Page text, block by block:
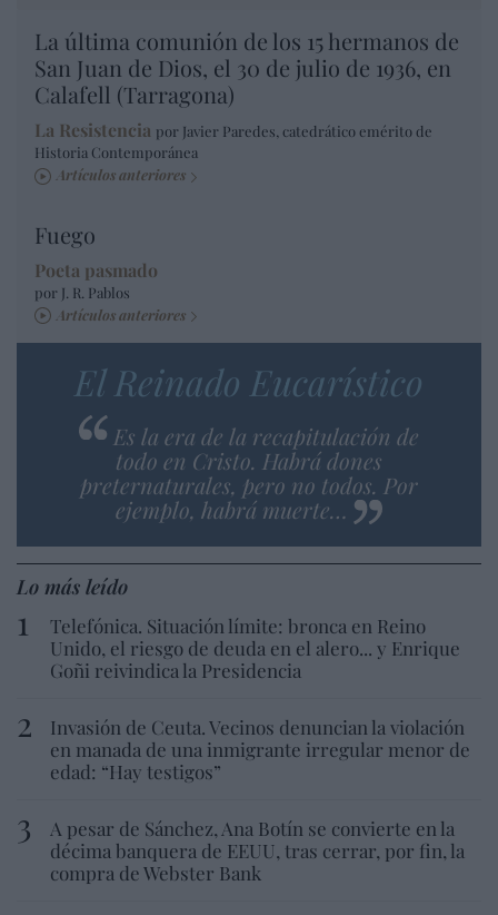
La última comunión de los 15 hermanos de
San Juan de Dios, el 30 de julio de 1936, en
Calafell (Tarragona)
La Resistencia por Javier Paredes, catedrático emérito de
Historia Contemporánea
Artículos anteriores
Fuego
Poeta pasmado
por J. R. Pablos
Artículos anteriores
El Reinado Eucarístico
Es la era de la recapitulación de
todo en Cristo. Habrá dones
preternaturales, pero no todos. Por
ejemplo, habrá muerte…
Lo más leído
Telefónica. Situación límite: bronca en Reino
Unido, el riesgo de deuda en el alero... y Enrique
Goñi reivindica la Presidencia
Invasión de Ceuta. Vecinos denuncian la violación
en manada de una inmigrante irregular menor de
edad: “Hay testigos”
A pesar de Sánchez, Ana Botín se convierte en la
décima banquera de EEUU, tras cerrar, por fin, la
compra de Webster Bank